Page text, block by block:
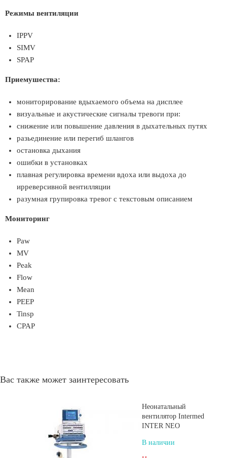
Режимы вентиляции
IPPV
SIMV
SPAP
Приемушества:
мониторирование вдыхаемого объема на дисплее
визуальные и акустические сигналы тревоги при:
снижение или повышение давления в дыхательных путях
разьединение или перегиб шлангов
остановка дыхания
ошибки в установках
плавная регулировка времени вдоха или выдоха до
ирреверсивной вентилляции
разумная групировка тревог с текстовым описанием
Мониторинг
Paw
MV
Peak
Flow
Mean
PEEP
Tinsp
CPAP
Вас также может заинтересовать
Неонатальный
вентилятор Intermed
INTER NEO
В наличии